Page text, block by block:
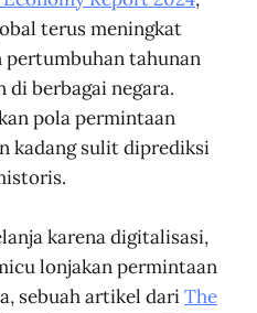
terus meningkat
pertumbuhan tahunan
di berbagai negara.
pola permintaan
kadang sulit diprediksi
karena digitalisasi,
lonjakan permintaan
sebuah artikel dariThe